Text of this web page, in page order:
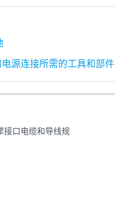
源连接所需的工具和部件
接口电缆和导线规